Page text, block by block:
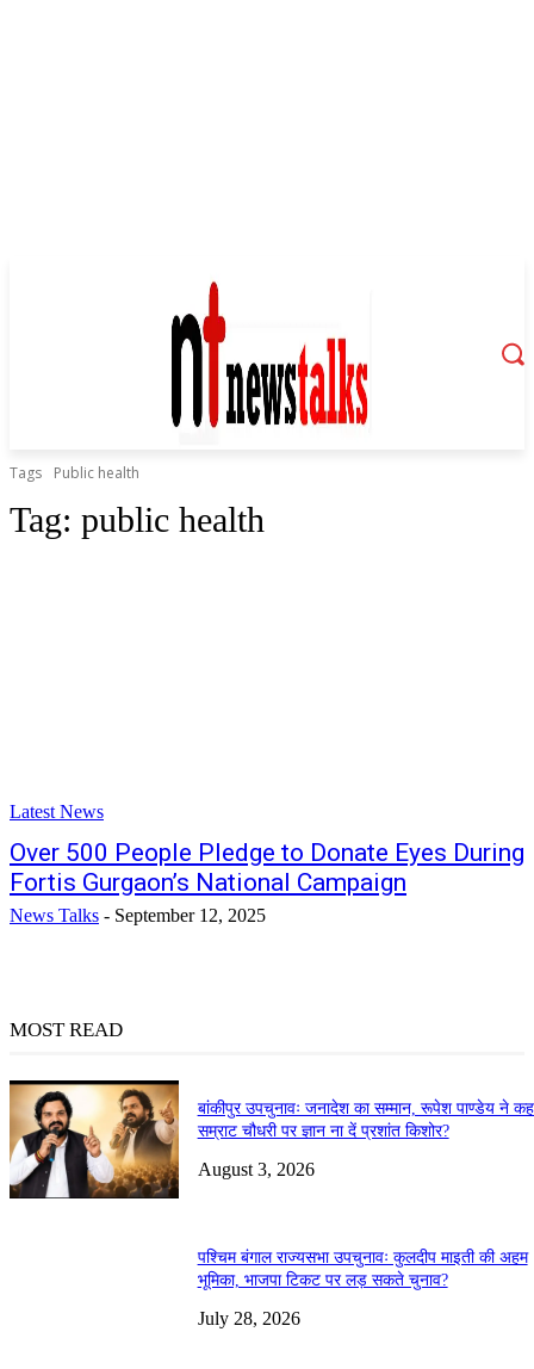
Tags Public health
Tag: public health
Latest News
Over 500 People Pledge to Donate Eyes During
Fortis Gurgaon’s National Campaign
News Talks - September 12, 2025
MOST READ
बांकीपुर उपचुनावः जनादेश का सम्मान, रूपेश पाण्डेय ने
सम्राट चौधरी पर ज्ञान ना दें प्रशांत किशोर?
August 3, 2026
पश्चिम बंगाल राज्यसभा उपचुनावः कुलदीप माइती की अहम
भूमिका, भाजपा टिकट पर लड़ सकते चुनाव?
July 28, 2026